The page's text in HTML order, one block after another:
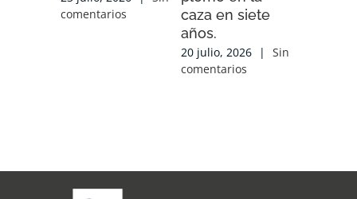
comentarios
caza en siete
años.
20 julio, 2026 |
Sin
comentarios